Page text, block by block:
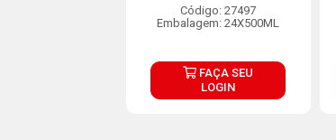
Código: 27497
Embalagem: 24X500ML
FAÇA SEU
LOGIN